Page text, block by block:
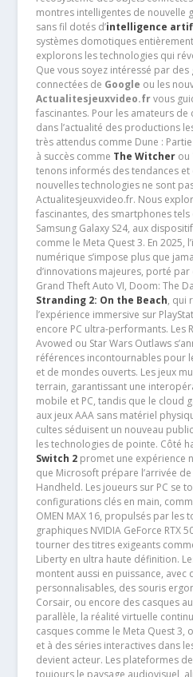
montres intelligentes de nouvelle
sans fil dotés d’intelligence
systèmes domotiques
explorons les technologies qui
Que vous soyez intéressé par
connectées de Google ou les
Actualitesjeuxvideo.frvous
fascinantes. Pour les amateurs
dans l’actualité des productions
très attendus comme Dune :
à succès comme The Witcherou
tenons informés des tendances et
nouvelles technologies ne sont
Actualitesjeuxvideo.fr. Nous
fascinantes, des smartphones tels
Samsung Galaxy S24, aux
comme le Meta Quest 3. En 2025,
numérique s’impose plus que
d’innovations majeures, porté
Grand Theft Auto VI, Doom: The
Stranding 2: On the Beach, qui
l’expérience immersive sur
encore PC ultra-performants. Les
Avowed ou Star Wars Outlaws
références incontournables pour
et de mondes ouverts. Les jeux
terrain, garantissant une
mobile et PC, tandis que le cloud
aux jeux AAA sans matériel
cultes séduisent un nouveau
les technologies de pointe. Côté
Switch 2promet une expérience
que Microsoft prépare l’arrivée
Handheld. Les joueurs sur PC se
configurations clés en main,
OMEN MAX 16, propulsés par les
graphiques NVIDIA GeForce RTX
tourner des titres exigeants
Liberty en ultra haute définition.
montent aussi en puissance, avec
personnalisables, des souris
Corsair, ou encore des casques
parallèle, la réalité virtuelle
casques comme le Meta Quest 3,
et à des séries interactives dans
devient acteur. Les plateformes
toujours le paysage audiovisuel,